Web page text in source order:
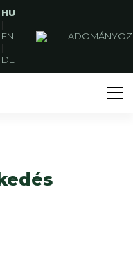
HU
|
EN
|
DE